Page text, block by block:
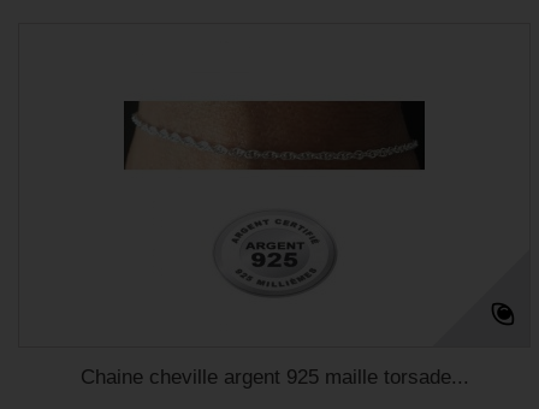
Chaine cheville argent 925 maille torsade...